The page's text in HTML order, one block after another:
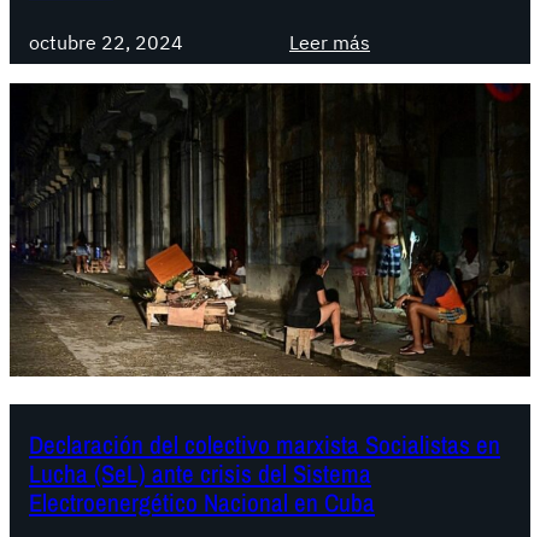
y
A
n
d
e
r
s
o
n
f
u
e
r
o
n
c
d
e
m
o
c
r
á
t
i
c
a
s
octubre 22, 2024 Leer más
P
e
r
ú
:
c
o
n
t
r
a
l
a
d
i
c
Declaración del colectivo marxista Socialistas en
Lucha (SeL) ante crisis del Sistema
Electroenergético Nacional en Cuba